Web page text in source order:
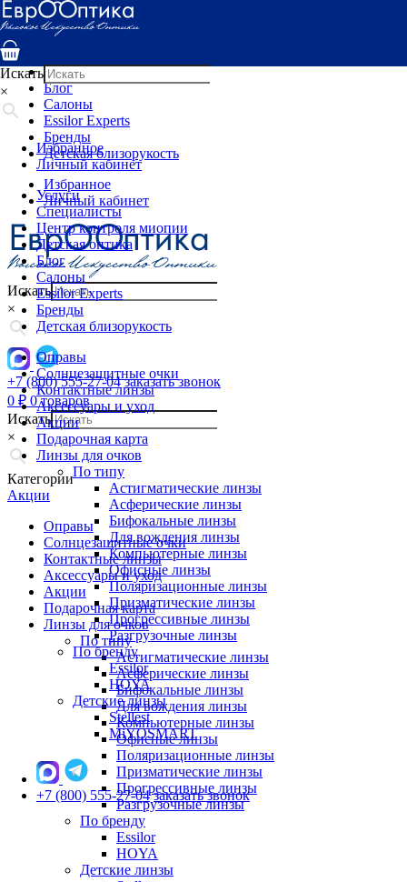
Услуги
Специалисты
Детская оптика
Блог
Салоны
Essilor Experts
Бренды
Детская близорукость
Избранное
Личный кабинет
Искать
×
+7 (800) 555-27-04 заказать звонок
0 ₽ 0 товаров
Искать
×
Категории
Акции
Оправы
Солнцезащитные очки
Контактные линзы
Аксессуары и уход
Акции
Подарочная карта
Линзы для очков
По типу
Астигматические линзы
Асферические линзы
Бифокальные линзы
Для вождения линзы
Компьютерные линзы
Офисные линзы
Поляризационные линзы
Призматические линзы
Прогрессивные линзы
Разгрузочные линзы
По бренду
Essilor
HOYA
Детские линзы
Искать
×
Избранное
Личный кабинет
Услуги
Специалисты
Центр контроля миопии
Детская оптика
Блог
Салоны
Essilor Experts
Бренды
Детская близорукость
Оправы
Солнцезащитные очки
Контактные линзы
Аксессуары и уход
Акции
Подарочная карта
Линзы для очков
По типу
Астигматические линзы
Асферические линзы
Бифокальные линзы
Для вождения линзы
Компьютерные линзы
Офисные линзы
Поляризационные линзы
Призматические линзы
Прогрессивные линзы
Разгрузочные линзы
По бренду
Essilor
HOYA
Детские линзы
Stellest
MiYOSMART
+7 (800) 555-27-04 заказать звонок